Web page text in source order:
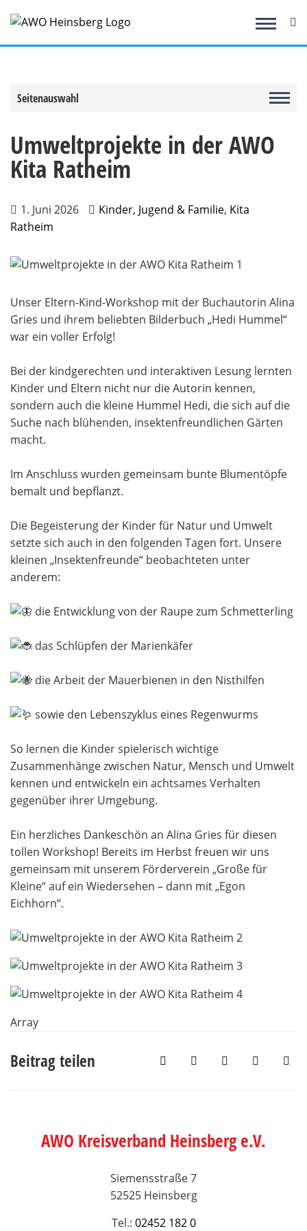
Inhalt
springen
Seitenauswahl
Umweltprojekte in der AWO
Kita Ratheim
1. Juni 2026 Kinder, Jugend & Familie, Kita
Ratheim
Unser Eltern-Kind-Workshop mit der Buchautorin Alina
Gries und ihrem beliebten Bilderbuch „Hedi Hummel“
war ein voller Erfolg!
Bei der kindgerechten und interaktiven Lesung lernten
Kinder und Eltern nicht nur die Autorin kennen,
sondern auch die kleine Hummel Hedi, die sich auf die
Suche nach blühenden, insektenfreundlichen Gärten
macht.
Im Anschluss wurden gemeinsam bunte Blumentöpfe
bemalt und bepflanzt.
Die Begeisterung der Kinder für Natur und Umwelt
setzte sich auch in den folgenden Tagen fort. Unsere
kleinen „Insektenfreunde“ beobachteten unter
anderem:
die Entwicklung von der Raupe zum Schmetterling
das Schlüpfen der Marienkäfer
die Arbeit der Mauerbienen in den Nisthilfen
sowie den Lebenszyklus eines Regenwurms
So lernen die Kinder spielerisch wichtige
Zusammenhänge zwischen Natur, Mensch und Umwelt
kennen und entwickeln ein achtsames Verhalten
gegenüber ihrer Umgebung.
Ein herzliches Dankeschön an Alina Gries für diesen
tollen Workshop! Bereits im Herbst freuen wir uns
gemeinsam mit unserem Förderverein „Große für
Kleine“ auf ein Wiedersehen – dann mit „Egon
Eichhorn“.
Array
Beitrag teilen
AWO Kreisverband Heinsberg e.V.
Siemensstraße 7
52525 Heinsberg
Tel.: 02452 182 0